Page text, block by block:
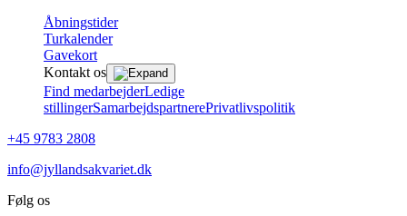
Åbningstider
Turkalender
Gavekort
Kontakt os
Find medarbejderLedige
stillingerSamarbejdspartnerePrivatlivspolitik
+45 9783 2808
info@jyllandsakvariet.dk
Følg os